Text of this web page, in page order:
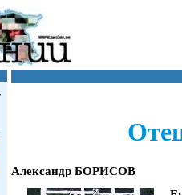
Александр БОРИСОВ